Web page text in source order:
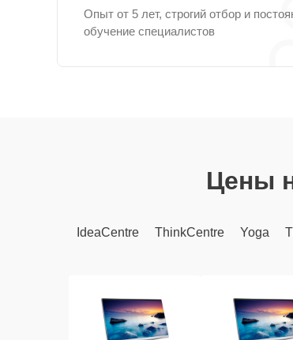
Опыт от 5 лет, строгий отбор и
обучение специалистов
Цены
IdeaCentre
ThinkCentre Yoga